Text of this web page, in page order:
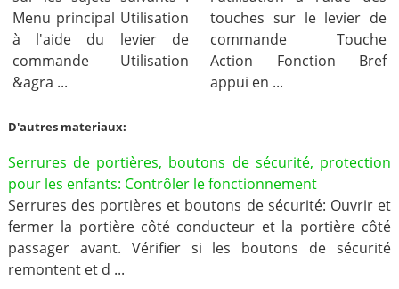
Menu principal Utilisation
à l'aide du levier de
commande Utilisation
&agra ...
touches sur le levier de
commande Touche
Action Fonction Bref
appui en ...
D'autres materiaux:
Serrures de portières, boutons de sécurité, protection
pour les enfants: Contrôler le fonctionnement
Serrures des portières et boutons de sécurité: Ouvrir et
fermer la portière côté conducteur et la portière côté
passager avant. Vérifier si les boutons de sécurité
remontent et d ...